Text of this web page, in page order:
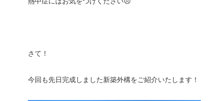
さて！
今回も先日完成しました新築外構をご紹介いたします！